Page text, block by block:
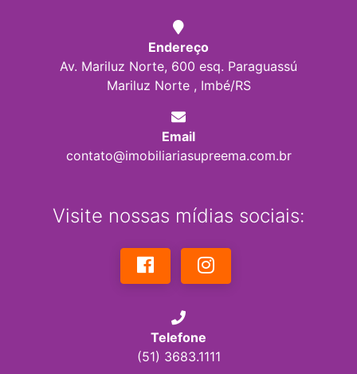
Endereço
Av. Mariluz Norte, 600 esq. Paraguassú
Mariluz Norte , Imbé/RS
Email
contato@imobiliariasupreema.com.br
Visite nossas mídias sociais:
Telefone
(51) 3683.1111